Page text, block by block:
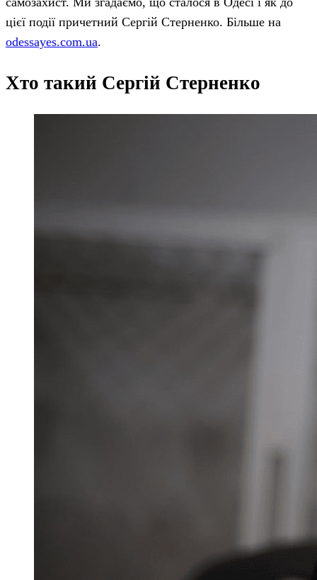
цієї події причетний Сергій Стерненко. Більше на
odessayes.com.ua.
Хто такий Сергій Стерненко